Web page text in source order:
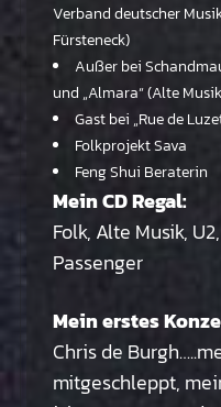
Verband deutscher
Fürsteneck)
Außer bei
und „Almara“ (Alte
Gast bei „Rue de
Folkprojekt Sava
Feng Shui Beraterin
Mein CD Regal:
Folk, Alte Musik,
Passenger
Mein erstes
Chris de
mitgeschleppt,